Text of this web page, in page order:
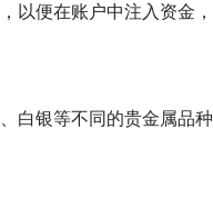
以便在账户中注入资金，
白银等不同的贵金属品种